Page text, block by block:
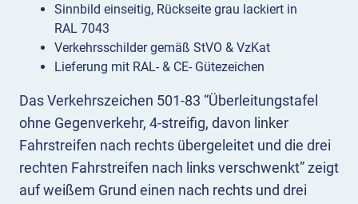
Das Verkehrszeichen 501-83 “Überleitungstafel
ohne Gegenverkehr, 4-streifig, davon linker
Fahrstreifen nach rechts übergeleitet und die drei
rechten Fahrstreifen nach links verschwenkt” zeigt
auf weißem Grund einen nach rechts und drei
Sinnbild einseitig, Rückseite grau lackiert in
RAL 7043
Verkehrsschilder gemäß StVO & VzKat
Lieferung mit RAL- & CE- Gütezeichen